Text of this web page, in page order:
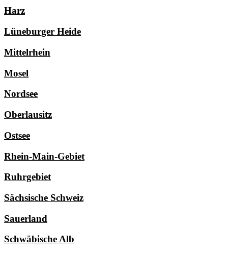
Harz
Lüneburger Heide
Mittelrhein
Mosel
Nordsee
Oberlausitz
Ostsee
Rhein-Main-Gebiet
Ruhrgebiet
Sächsische Schweiz
Sauerland
Schwäbische Alb